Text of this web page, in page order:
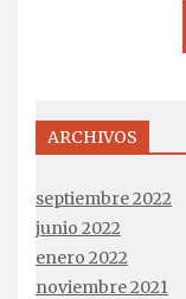
ARCHIVOS
septiembre 2022
junio 2022
enero 2022
noviembre 2021